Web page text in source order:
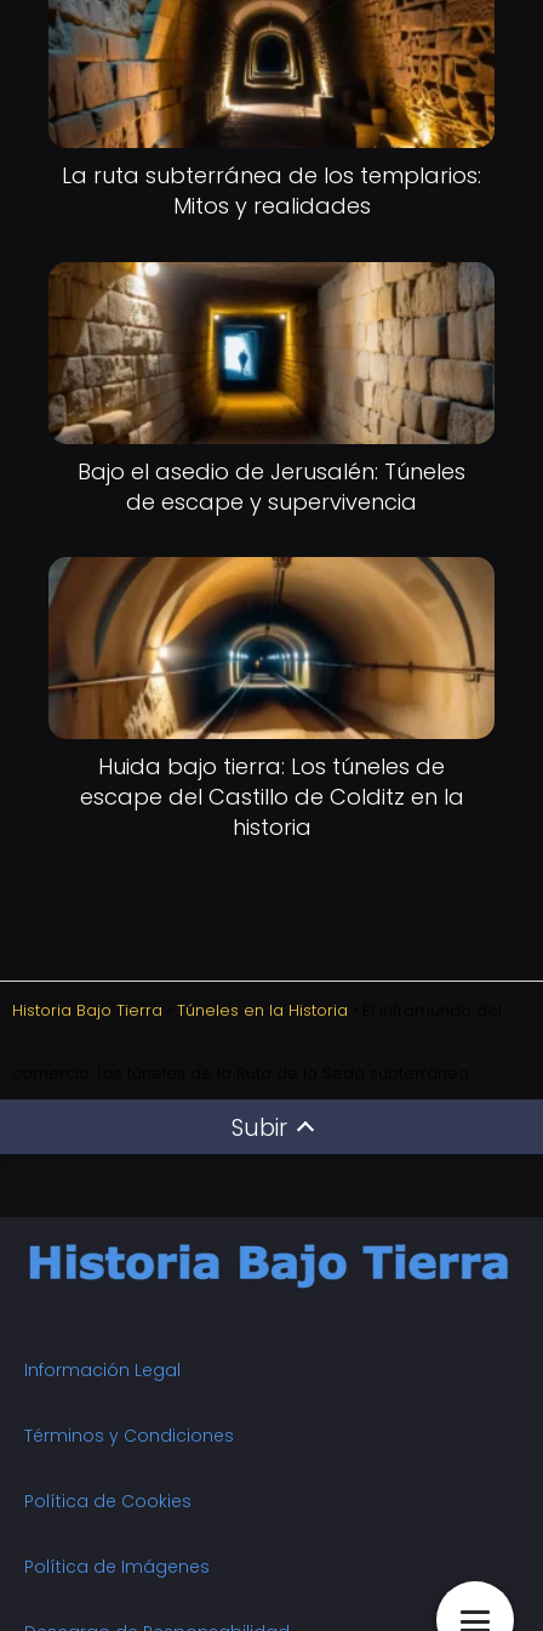
La ruta subterránea de los templarios:
Mitos y realidades
Bajo el asedio de Jerusalén: Túneles
de escape y supervivencia
Huida bajo tierra: Los túneles de
escape del Castillo de Colditz en la
historia
Historia Bajo Tierra Túneles en la Historia
Subir
Información Legal
Términos y Condiciones
Política de Cookies
Política de Imágenes